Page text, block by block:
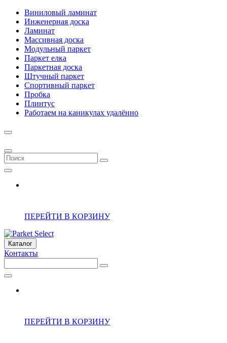
Виниловый ламинат
Инженерная доска
Ламинат
Массивная доска
Модульный паркет
Паркет елка
Паркетная доска
Штучный паркет
Спортивный паркет
Пробка
Плинтус
Работаем на каникулах удалённо
ПЕРЕЙТИ В КОРЗИНУ
Каталог
Контакты
ПЕРЕЙТИ В КОРЗИНУ